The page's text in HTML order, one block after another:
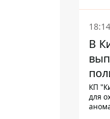
18:14
В
КП
для